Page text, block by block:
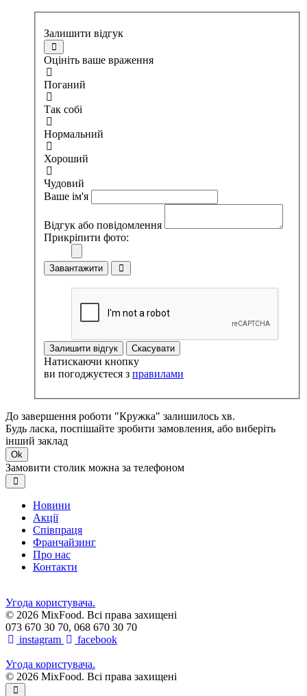
Залишити відгук
Оцініть ваше враження
Поганий
Так собі
Нормальний
Хороший
Чудовий
Ваше ім'я
Відгук або повідомлення
Прикріпити фото:
Завантажити
Залишити відгук Скасувати
Натискаючи кнопку
ви погоджуєтеся з правилами
До завершення роботи "Кружка" залишилось хв.
Будь ласка, поспішайте зробити замовлення, або виберіть
інший заклад
Ok
Замовити столик можна за телефоном
Новини
Акції
Співпраця
Франчайзинг
Про нас
Контакти
Угода користувача.
© 2026 MixFood. Всі права захищені
073 670 30 70, 068 670 30 70
instagram
facebook
Угода користувача.
© 2026 MixFood. Всі права захищені